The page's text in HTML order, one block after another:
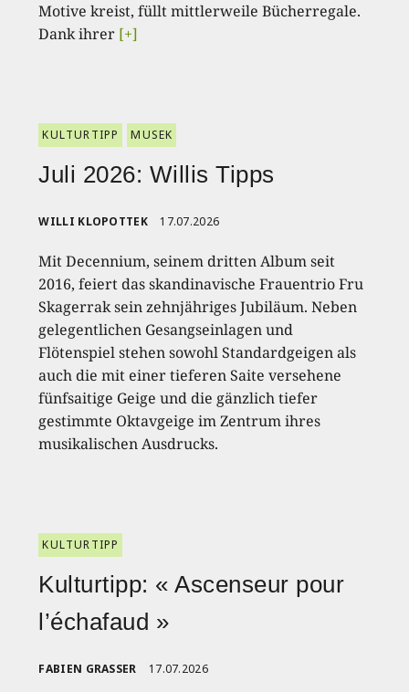
Motive kreist, füllt mittlerweile Bücherregale.
Dank ihrer [+]
KULTURTIPP MUSEK
Juli 2026: Willis Tipps
WILLI KLOPOTTEK 17.07.2026
Mit Decennium, seinem dritten Album seit
2016, feiert das skandinavische Frauentrio Fru
Skagerrak sein zehnjähriges Jubiläum. Neben
gelegentlichen Gesangseinlagen und
Flötenspiel stehen sowohl Standardgeigen als
auch die mit einer tieferen Saite versehene
fünfsaitige Geige und die gänzlich tiefer
gestimmte Oktavgeige im Zentrum ihres
musikalischen Ausdrucks.
KULTURTIPP
Kulturtipp: « Ascenseur pour
l’échafaud »
FABIEN GRASSER 17.07.2026